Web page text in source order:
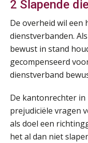
2 Slapende
De overheid wil een
dienstverbanden.
bewust in stand
gecompenseerd
dienstverband
De kantonrechter
prejudiciële vragen
als doel een
het al dan niet